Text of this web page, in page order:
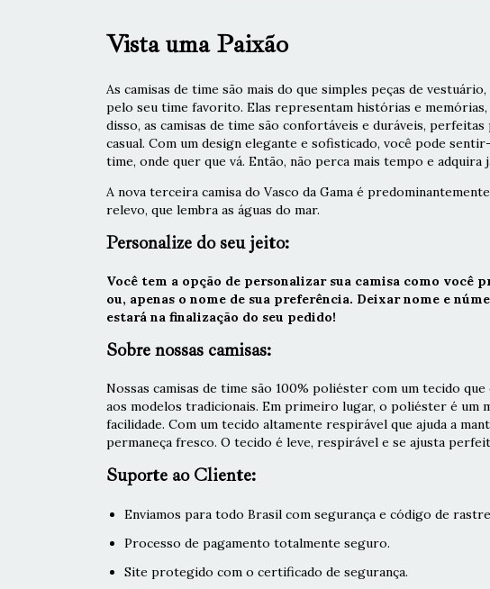
Vista uma Paixão
As camisas de time são mais do que simples peças de
pelo seu time favorito. Elas representam histórias e
disso, as camisas de time são confortáveis e duráveis,
casual. Com um design elegante e sofisticado, você pode
time, onde quer que vá. Então, não perca mais tempo e adquira
A nova terceira camisa do Vasco da Gama é
relevo, que lembra as águas do mar.
Personalize do seu jeito:
Você tem a opção de personalizar sua camisa como você
ou, apenas o nome de sua preferência. Deixar nome e
estará na finalização do seu pedido!
Sobre nossas camisas:
Nossas camisas de time são 100% poliéster com um tecido
aos modelos tradicionais. Em primeiro lugar, o poliéster é um
facilidade. Com um tecido altamente respirável que ajuda a
permaneça fresco. O tecido é leve, respirável e se ajusta
Suporte ao Cliente:
Enviamos para todo Brasil com segurança e código de
Processo de pagamento totalmente seguro.
Site protegido com o certificado de segurança.